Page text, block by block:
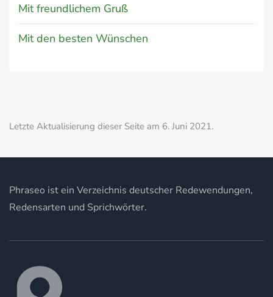
Mit freundlichem Gruß
Mit den besten Wünschen
Letzte Aktualisierung dieser Seite am 6. Juni 2021.
Phraseo ist ein Verzeichnis deutscher Redewendungen,
Redensarten und Sprichwörter.